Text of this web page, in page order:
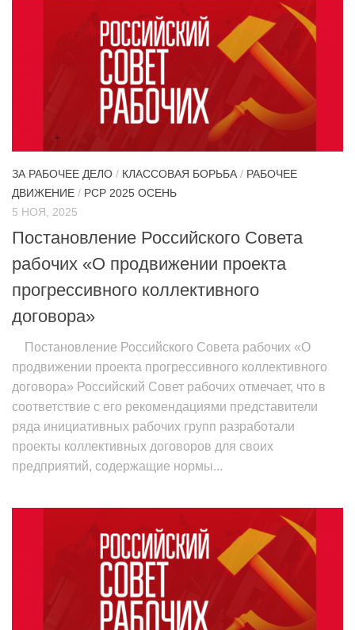
ЗА РАБОЧЕЕ ДЕЛО / КЛАССОВАЯ БОРЬБА / РАБОЧЕЕ
ДВИЖЕНИЕ / РСР 2025 ОСЕНЬ
5 НОЯ, 2025
Постановление Российского Совета
рабочих «О продвижении проекта
прогрессивного коллективного
договора»
Постановление Российского Совета рабочих «О
продвижении проекта прогрессивного коллективного
договора» Российский Совет рабочих отмечает, что в
соответствие с его рекомендациями представители
ряда инициативных рабочих групп разработали
проекты коллективных договоров для своих
предприятий, содержащие нормы...